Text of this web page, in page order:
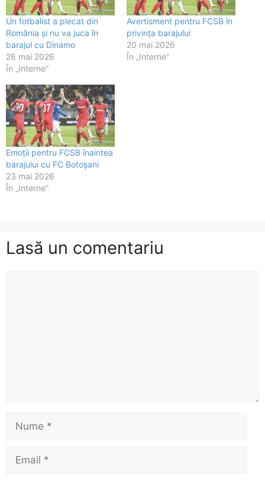
Un fotbalist a plecat din
România și nu va juca în
barajul cu Dinamo
26 mai 2026
În „Interne”
Avertisment pentru FCSB în
privința barajului
20 mai 2026
În „Interne”
Emoții pentru FCSB înaintea
barajului cu FC Botoșani
23 mai 2026
În „Interne”
Lasă un comentariu